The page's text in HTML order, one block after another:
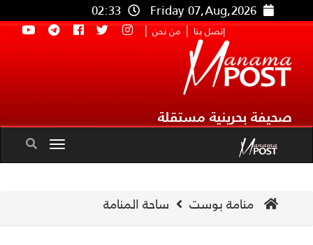
Friday 07,Aug,2026
02:33
إتصل بنا | من نحن |
صحيفة بحرينية مستقلة
Toggle
navigation
منامة بوست ساحة المنامة